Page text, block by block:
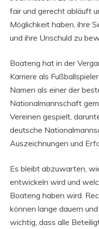
fair und gerecht abläuft
Möglichkeit haben, ihre
und ihre Unschuld zu
Boateng hat in der
Karriere als
Namen als einer der
Nationalmannschaft
Vereinen gespielt,
deutsche
Auszeichnungen und
Es bleibt abzuwarten,
entwickeln wird und
Boateng haben wird.
können lange dauern
wichtig, dass alle